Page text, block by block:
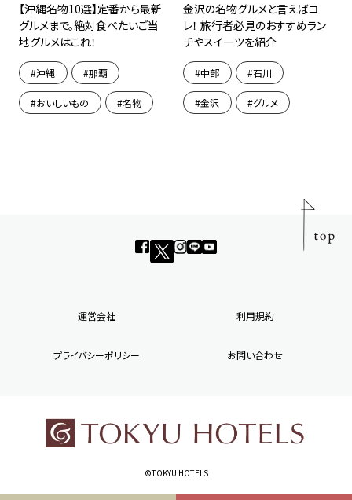
【沖縄名物10選】定番から最新
グルメまで。絶対食べたいご当
地グルメはこれ！
沖縄 那覇
おいしいもの 名物
金沢の名物グルメと言えばコ
レ！ 旅行者必見のおすすめラン
チやスイーツを紹介
中部 石川
金沢 グルメ
運営会社 利用規約
プライバシーポリシー お問い合わせ
©TOKYU HOTELS